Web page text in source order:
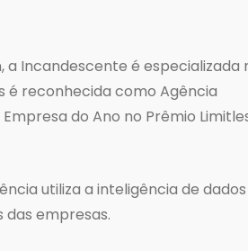
Incandescente é especializada
é reconhecida como Agência
do Ano no Prêmio
utiliza a inteligência de dados
empresas.